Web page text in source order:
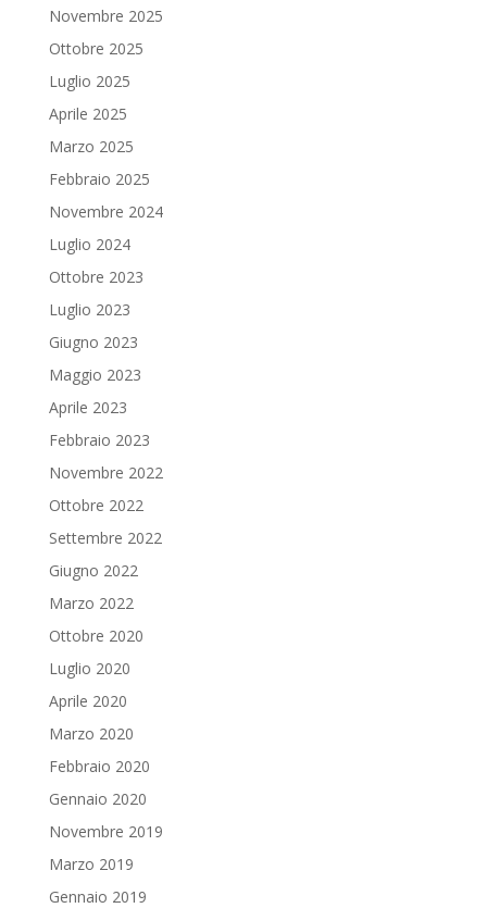
Novembre 2025
Ottobre 2025
Luglio 2025
Aprile 2025
Marzo 2025
Febbraio 2025
Novembre 2024
Luglio 2024
Ottobre 2023
Luglio 2023
Giugno 2023
Maggio 2023
Aprile 2023
Febbraio 2023
Novembre 2022
Ottobre 2022
Settembre 2022
Giugno 2022
Marzo 2022
Ottobre 2020
Luglio 2020
Aprile 2020
Marzo 2020
Febbraio 2020
Gennaio 2020
Novembre 2019
Marzo 2019
Gennaio 2019